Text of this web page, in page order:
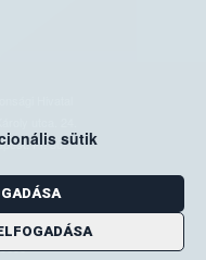
sütik
Hivatal
Pf. 30.
244